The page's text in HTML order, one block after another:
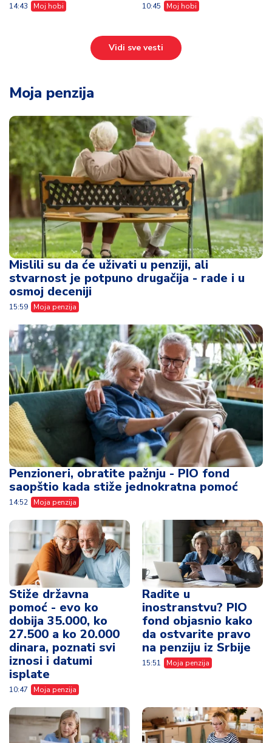
14:43 Moj hobi 10:45 Moj hobi
Vidi sve vesti
Moja penzija
Mislili su da će uživati u penziji, ali
stvarnost je potpuno drugačija - rade i u
osmoj deceniji
15:59 Moja penzija
Penzioneri, obratite pažnju - PIO fond
saopštio kada stiže jednokratna pomoć
14:52 Moja penzija
Stiže državna
pomoć - evo ko
dobija 35.000, ko
27.500 a ko 20.000
dinara, poznati svi
iznosi i datumi
isplate
10:47 Moja penzija
Radite u
inostranstvu? PIO
fond objasnio kako
da ostvarite pravo
na penziju iz Srbije
15:51 Moja penzija